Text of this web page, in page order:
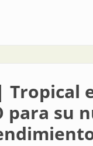
Inscripción para el
Tropical
para su